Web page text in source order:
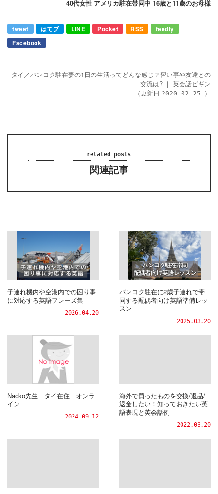
40代女性 アメリカ駐在帯同中 16歳と11歳のお母様
tweet はてブ LINE Pocket RSS
feedly
Facebook
タイ／バンコク駐在妻の1日の生活ってどんな感じ？習い事や友達との
交流は? ｜ 英会話ビギン
（更新日 2020-02-25 ）
related posts
関連記事
子連れ機内や空港内での困り事
に対応する英語フレーズ集
2026.04.20
バンコク駐在に2歳子連れで帯
同する配偶者向け英語準備レッ
スン
2025.03.20
Naoko先生｜タイ在住｜オンラ
イン
2024.09.12
海外で買ったものを交換/返品/
返金したい！知っておきたい英
語表現と英会話例
2022.03.20